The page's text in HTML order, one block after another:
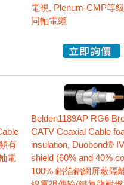
電視, Plenum-CMP等
同軸電纜
有
電
Belden1189AP RG6
CATV Coaxial Cable
insulation, Duobond®
shield (60% and 40%
100% 鋁箔鋁網屏蔽隔